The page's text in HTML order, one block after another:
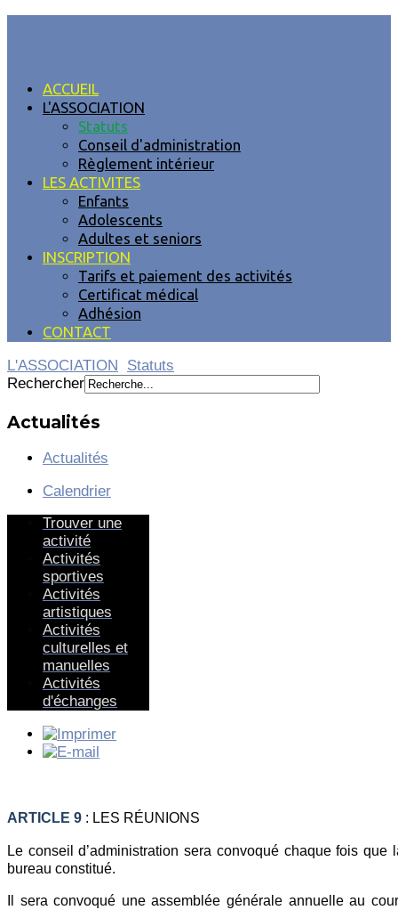
ACCUEIL
L'ASSOCIATION
Statuts
Conseil d'administration
Règlement intérieur
LES ACTIVITES
Enfants
Adolescents
Adultes et seniors
INSCRIPTION
Tarifs et paiement des activités
Certificat médical
Adhésion
CONTACT
L'ASSOCIATION
Statuts
Rechercher
Actualités
Actualités
Calendrier
Trouver une
activité
Activités
sportives
Activités
artistiques
Activités
culturelles et
manuelles
Activités
d'échanges
ARTICLE 9 : LES RÉUNIONS
Le conseil d’administration sera convoqué chaque fois
bureau constitué.
Il sera convoqué une assemblée générale annuelle au